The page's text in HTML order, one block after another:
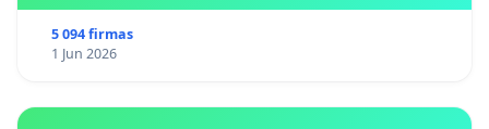
5 094 firmas
1 Jun 2026